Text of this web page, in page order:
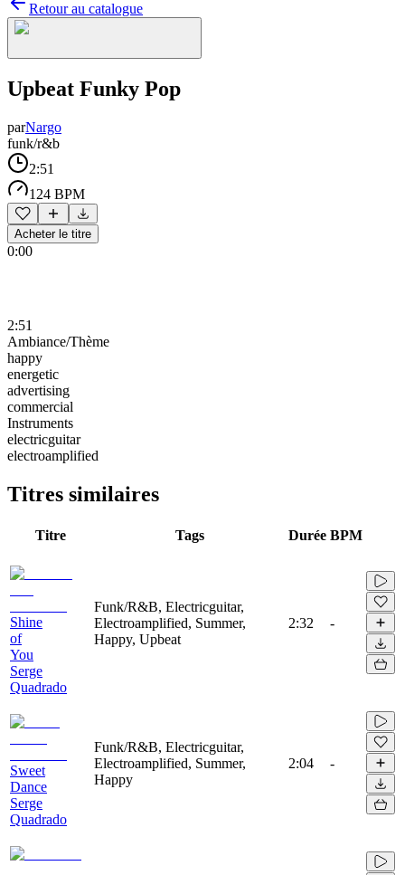
Retour au catalogue
Upbeat Funky Pop
parNargo
funk/r&b
2:51
124 BPM
Acheter le titre
0:00
2:51
Ambiance/Thème
happy
energetic
advertising
commercial
Instruments
electricguitar
electroamplified
Titres similaires
Titre Tags Durée BPM
Shine
of
You
Serge
Quadrado
Funk/R&B, Electricguitar,
Electroamplified, Summer,
Happy, Upbeat
2:32 -
Sweet
Dance
Serge
Quadrado
Funk/R&B, Electricguitar,
Electroamplified, Summer,
Happy
2:04 -